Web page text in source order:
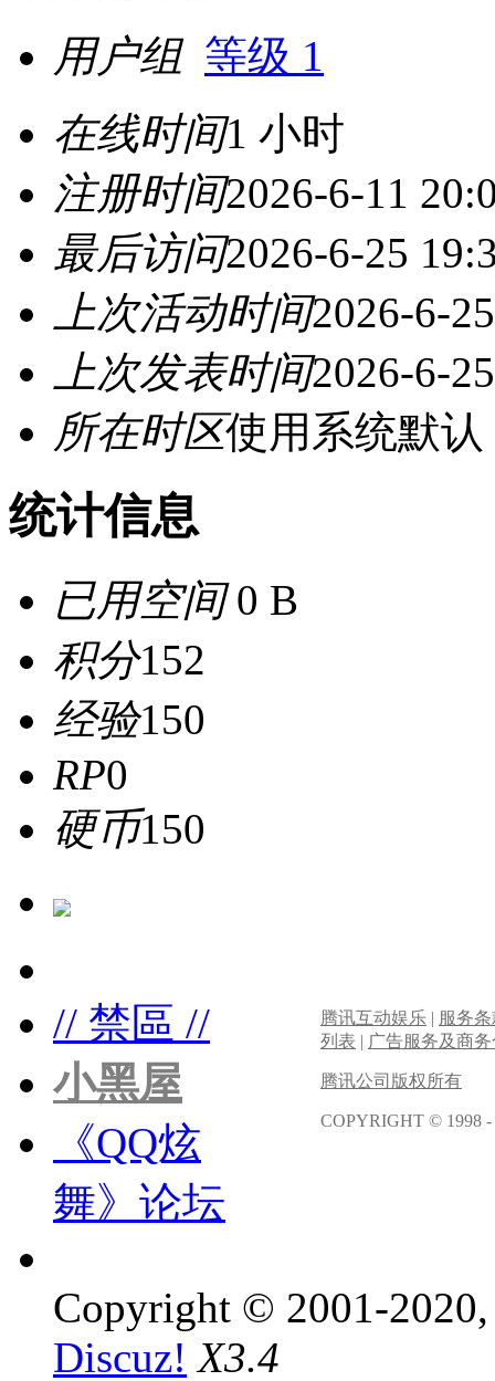
用户组 等级 1
在线时间1 小时
注册时间2026-6-11
最后访问2026-6-25
上次活动时间2026-6-
上次发表时间2026-6-
所在时区使用系统默认
统计信息
已用空间0 B
积分152
经验150
RP0
硬币150
腾讯互动娱乐 | 服务
列表 | 广告服务及商
腾讯公司版权所有
COPYRIGHT © 1998
// 禁區 //
小黑屋
《QQ炫
舞》论坛
Copyright © 2001-2020,
Discuz! X3.4